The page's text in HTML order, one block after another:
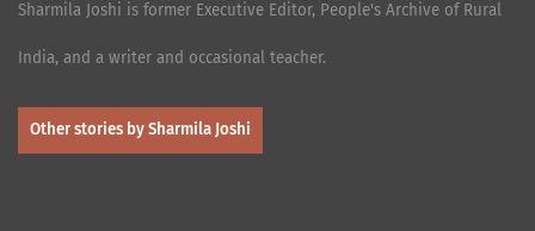
Sharmila Joshi is former Executive Editor, People's Archive of Rural
India, and a writer and occasional teacher.
Other stories by Sharmila Joshi